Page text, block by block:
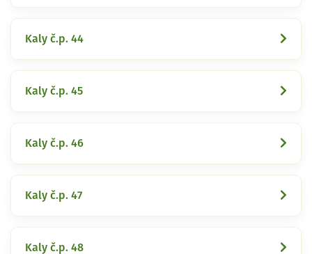
Kaly č.p. 44
Kaly č.p. 45
Kaly č.p. 46
Kaly č.p. 47
Kaly č.p. 48